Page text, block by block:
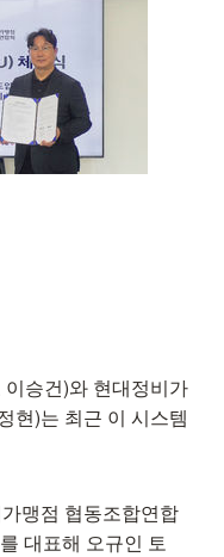
승건)와 현대정비가
현)는 최근 이 시스템
맹점 협동조합연합
대표해 오규인 토